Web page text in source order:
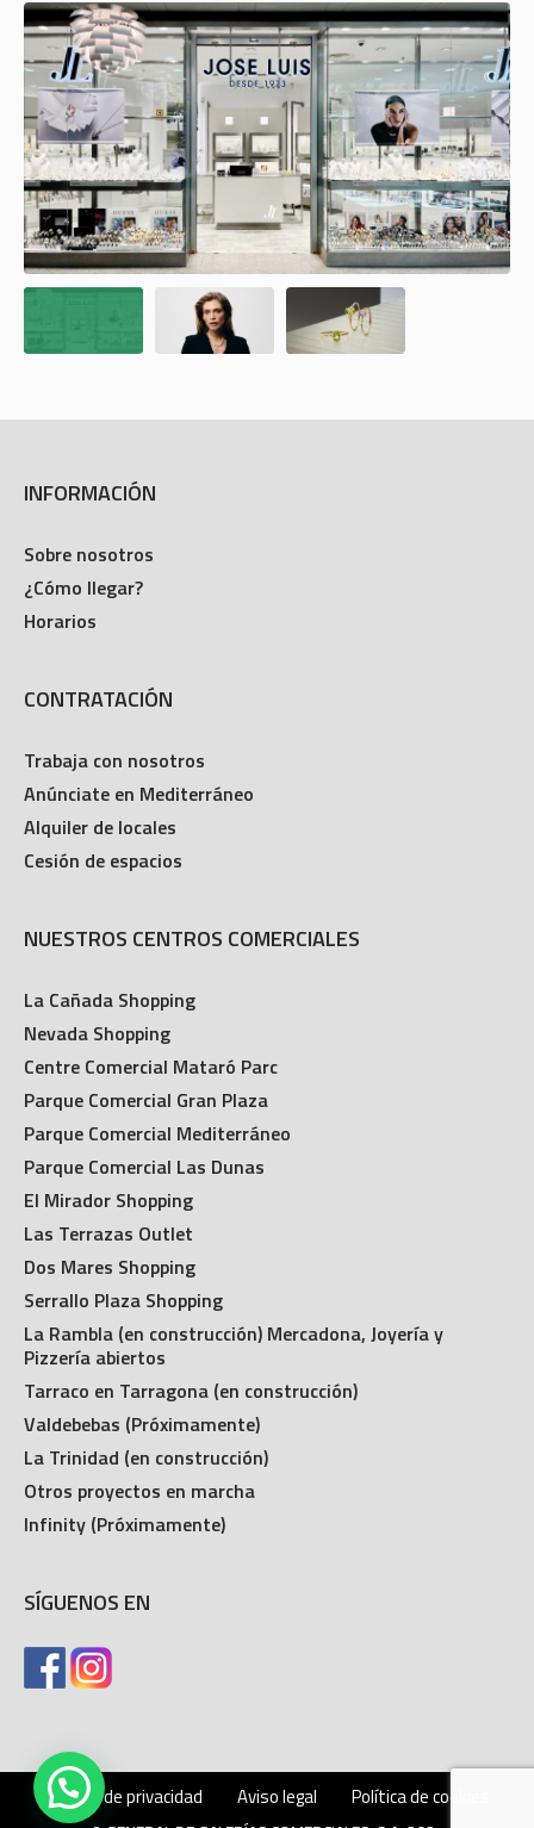
INFORMACIÓN
Sobre nosotros
¿Cómo llegar?
Horarios
CONTRATACIÓN
Trabaja con nosotros
Anúnciate en Mediterráneo
Alquiler de locales
Cesión de espacios
NUESTROS CENTROS COMERCIALES
La Cañada Shopping
Nevada Shopping
Centre Comercial Mataró Parc
Parque Comercial Gran Plaza
Parque Comercial Mediterráneo
Parque Comercial Las Dunas
El Mirador Shopping
Las Terrazas Outlet
Dos Mares Shopping
Serrallo Plaza Shopping
La Rambla (en construcción) Mercadona, Joyería y
Pizzería abiertos
Tarraco en Tarragona (en construcción)
Valdebebas (Próximamente)
La Trinidad (en construcción)
Otros proyectos en marcha
Infinity (Próximamente)
SÍGUENOS EN
Política de privacidad Aviso legal Política de cookies